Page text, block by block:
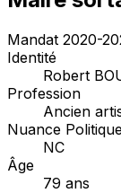
Mandat 2020-
Identité
Robert
Profession
Ancien
Nuance
NC
Âge
79 ans